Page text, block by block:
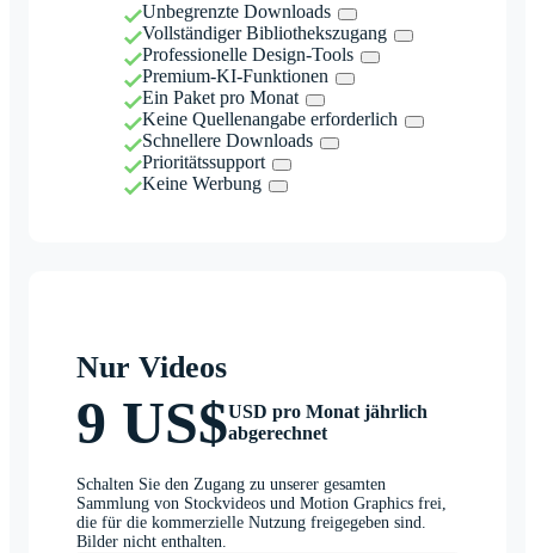
Unbegrenzte Downloads
Vollständiger Bibliothekszugang
Professionelle Design-Tools
Premium-KI-Funktionen
Ein Paket pro Monat
Keine Quellenangabe erforderlich
Schnellere Downloads
Prioritätssupport
Keine Werbung
Nur Videos
9 US$USD pro Monat jährlich
abgerechnet
Schalten Sie den Zugang zu unserer gesamten
Sammlung von Stockvideos und Motion Graphics frei,
die für die kommerzielle Nutzung freigegeben sind.
Bilder nicht enthalten.